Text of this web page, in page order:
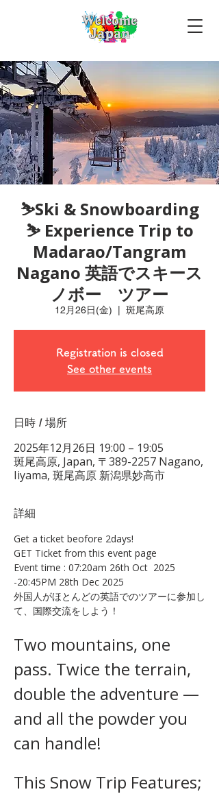
⛷Ski & Snowboarding
⛷ Experience Trip to
Madarao/Tangram
Nagano 英語でスキース
ノボー ツアー
12月26日(金) 斑尾高原
Registration is closed
See other events
日時 / 場所
2025年12月26日 19:00 – 19:05
斑尾高原, Japan, 〒389-2257 Nagano,
Iiyama, 斑尾高原 新潟県妙高市
詳細
Get a ticket beofore 2days!
GET Ticket from this event page
Event time : 07:20am 26th Oct  2025
-20:45PM 28th Dec 2025
外国人がほとんどの英語でのツアーに参加し
て、国際交流をしよう！
Two mountains, one
pass. Twice the terrain,
double the adventure —
and all the powder you
can handle!
This Snow Trip Features;